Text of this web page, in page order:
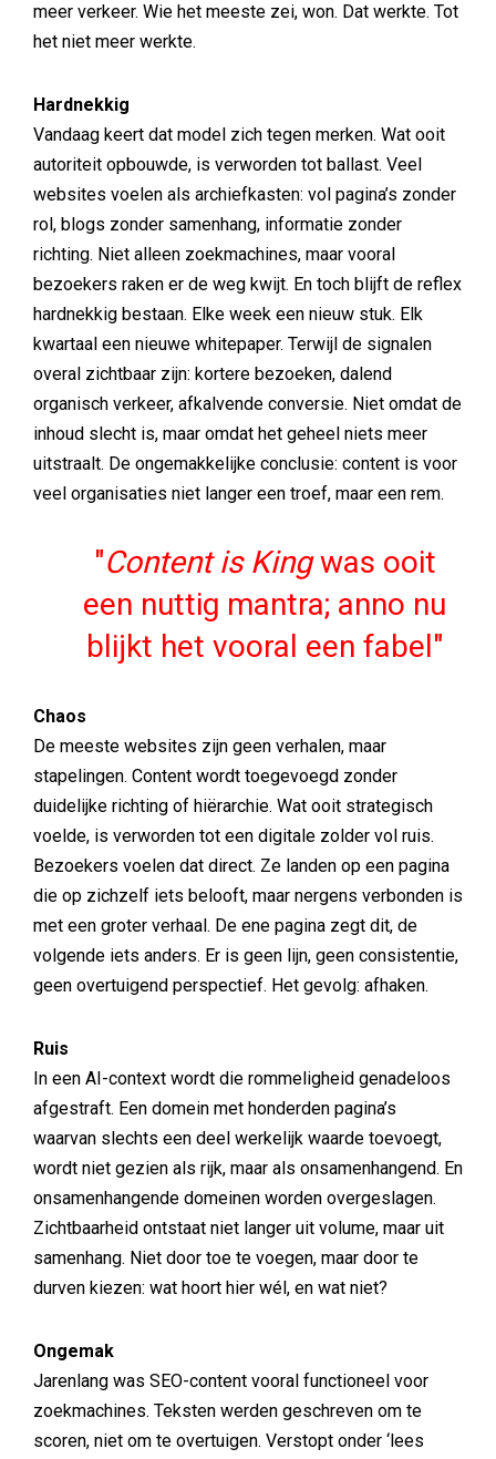
meer verkeer. Wie het meeste zei, won. Dat werkte. Tot
het niet meer werkte.
Hardnekkig
Vandaag keert dat model zich tegen merken. Wat ooit
autoriteit opbouwde, is verworden tot ballast. Veel
websites voelen als archiefkasten: vol pagina’s zonder
rol, blogs zonder samenhang, informatie zonder
richting. Niet alleen zoekmachines, maar vooral
bezoekers raken er de weg kwijt. En toch blijft de reflex
hardnekkig bestaan. Elke week een nieuw stuk. Elk
kwartaal een nieuwe whitepaper. Terwijl de signalen
overal zichtbaar zijn: kortere bezoeken, dalend
organisch verkeer, afkalvende conversie. Niet omdat de
inhoud slecht is, maar omdat het geheel niets meer
uitstraalt. De ongemakkelijke conclusie: content is voor
veel organisaties niet langer een troef, maar een rem.
Content is Kingwas ooit
een nuttig mantra; anno nu
blijkt het vooral een fabel
Chaos
De meeste websites zijn geen verhalen, maar
stapelingen. Content wordt toegevoegd zonder
duidelijke richting of hiërarchie. Wat ooit strategisch
voelde, is verworden tot een digitale zolder vol ruis.
Bezoekers voelen dat direct. Ze landen op een pagina
die op zichzelf iets belooft, maar nergens verbonden is
met een groter verhaal. De ene pagina zegt dit, de
volgende iets anders. Er is geen lijn, geen consistentie,
geen overtuigend perspectief. Het gevolg: afhaken.
Ruis
In een AI-context wordt die rommeligheid genadeloos
afgestraft. Een domein met honderden pagina’s
waarvan slechts een deel werkelijk waarde toevoegt,
wordt niet gezien als rijk, maar als onsamenhangend. En
onsamenhangende domeinen worden overgeslagen.
Zichtbaarheid ontstaat niet langer uit volume, maar uit
samenhang. Niet door toe te voegen, maar door te
durven kiezen: wat hoort hier wél, en wat niet?
Ongemak
Jarenlang was SEO-content vooral functioneel voor
zoekmachines. Teksten werden geschreven om te
scoren, niet om te overtuigen. Verstopt onder ‘lees